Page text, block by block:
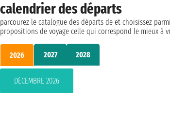
calendrier des départs
parcourez le catalogue des départs de et choisissez
propositions de voyage celle qui correspond le mieux à
2026 2027 2028
DÉCEMBRE 2026